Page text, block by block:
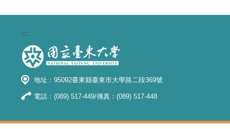
:::
地址：95092臺東縣臺東市大學路二段369號
電話：(089) 517-449/傳真：(089) 517-448